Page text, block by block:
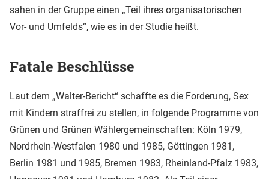
sahen in der Gruppe einen „Teil ihres organisatorischen
Vor- und Umfelds“, wie es in der Studie heißt.
Fatale Beschlüsse
Laut dem „Walter-Bericht“ schaffte es die Forderung, Sex
mit Kindern straffrei zu stellen, in folgende Programme von
Grünen und Grünen Wählergemeinschaften: Köln 1979,
Nordrhein-Westfalen 1980 und 1985, Göttingen 1981,
Berlin 1981 und 1985, Bremen 1983, Rheinland-Pfalz 1983,